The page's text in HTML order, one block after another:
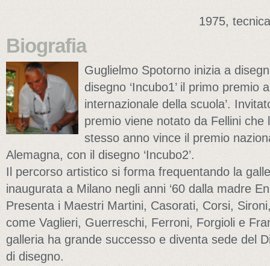
1975,
Biografia
Guglielmo Spotorno inizia a
disegno ‘Incubo1’ il primo premio
internazionale della scuola’.
premio viene notato da Fellini che
stesso anno vince il premio
Alemagna, con il disegno ‘Incubo2’.
Il percorso artistico si forma frequentando la
inaugurata a Milano negli anni ‘60 dalla madre
Presenta i Maestri Martini, Casorati, Corsi,
come Vaglieri, Guerreschi, Ferroni, Forgioli e
galleria ha grande successo e diventa sede del
di disegno.